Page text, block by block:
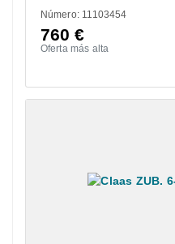
Número: 11103454
760€
Oferta más alta